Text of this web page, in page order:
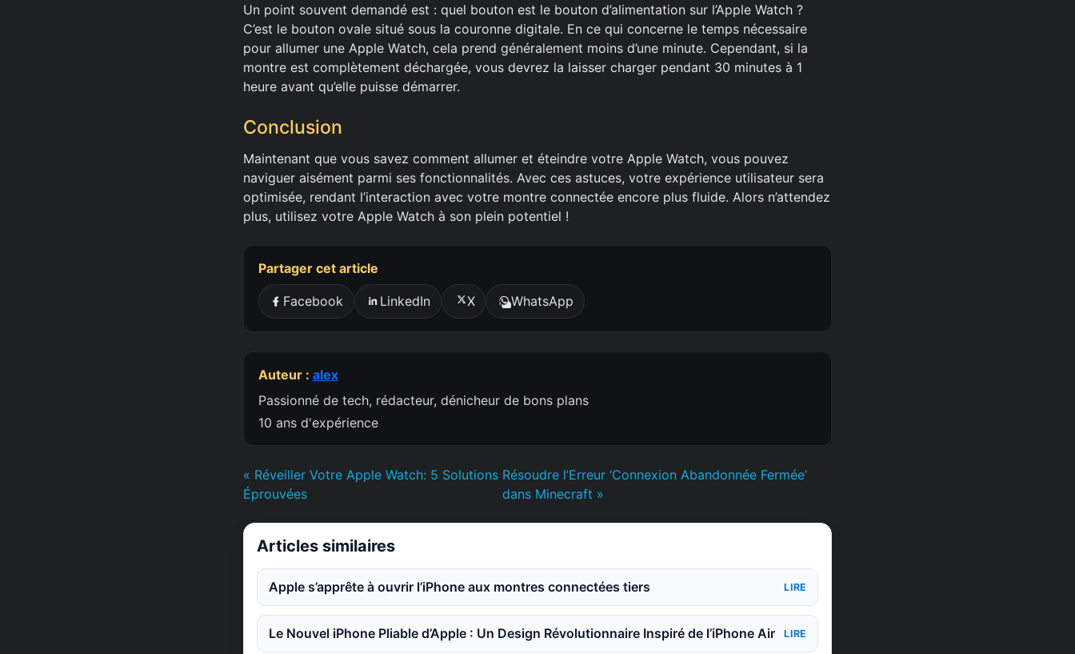
Un point souvent demandé est : quel bouton est le bouton d’alimentation sur l’Apple Watch ?
C’est le bouton ovale situé sous la couronne digitale. En ce qui concerne le temps nécessaire
pour allumer une Apple Watch, cela prend généralement moins d’une minute. Cependant, si la
montre est complètement déchargée, vous devrez la laisser charger pendant 30 minutes à 1
heure avant qu’elle puisse démarrer.
Conclusion
Maintenant que vous savez comment allumer et éteindre votre Apple Watch, vous pouvez
naviguer aisément parmi ses fonctionnalités. Avec ces astuces, votre expérience utilisateur sera
optimisée, rendant l’interaction avec votre montre connectée encore plus fluide. Alors n’attendez
plus, utilisez votre Apple Watch à son plein potentiel !
Partager cet article
Facebook LinkedIn X WhatsApp
Auteur : alex
Passionné de tech, rédacteur, dénicheur de bons plans
10 ans d'expérience
« Réveiller Votre Apple Watch: 5 Solutions
Éprouvées
Résoudre l’Erreur ‘Connexion Abandonnée Fermée’
dans Minecraft »
Articles similaires
Apple s’apprête à ouvrir l’iPhone aux montres connectées tiers LIRE
Le Nouvel iPhone Pliable d’Apple : Un Design Révolutionnaire Inspiré de l’iPhone Air LIRE